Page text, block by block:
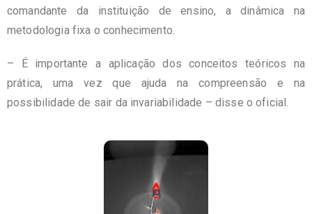
comandante da instituição de ensino, a dinâmica na
metodologia fixa o conhecimento.
– É importante a aplicação dos conceitos teóricos na
prática, uma vez que ajuda na compreensão e na
possibilidade de sair da invariabilidade – disse o oficial.